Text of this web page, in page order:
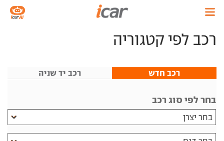
רכב
רכב לפי קטגוריה
רכב חדש רכב יד שניה
בחר לפי סוג רכב